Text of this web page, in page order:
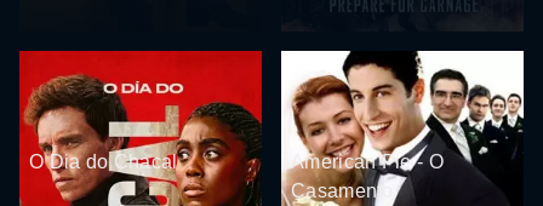
O Dia do Chacal
American Pie - O
Casamento